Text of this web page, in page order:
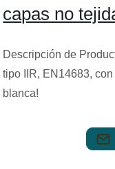
capas no
Descripción de
tipo IIR, EN14683,
blanca!